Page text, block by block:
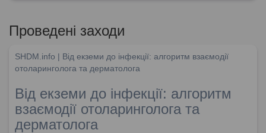
Проведені заходи
SHDM.info | Від екземи до інфекції: алгоритм взаємодії
отоларинголога та дерматолога
Від екземи до інфекції: алгоритм
взаємодії отоларинголога та
дерматолога